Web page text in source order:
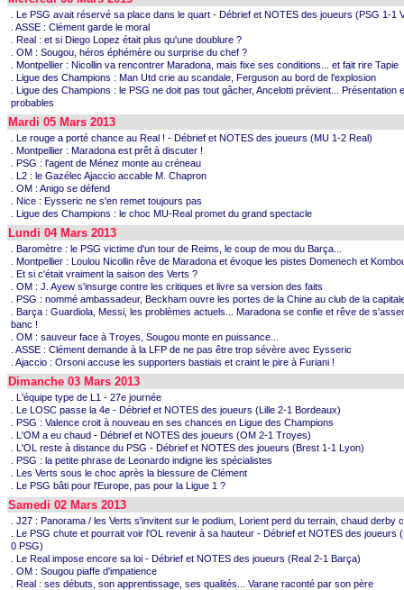
. Le PSG avait réservé sa place dans le quart - Débrief et NOTES des joueurs (PSG 1-1
. ASSE : Clément garde le moral
. Real : et si Diego Lopez était plus qu'une doublure ?
. OM : Sougou, héros éphémère ou surprise du chef ?
. Montpellier : Nicollin va rencontrer Maradona, mais fixe ses conditions... et fait rire Tapie
. Ligue des Champions : Man Utd crie au scandale, Ferguson au bord de l'explosion
. Ligue des Champions : le PSG ne doit pas tout gâcher, Ancelotti prévient... Présentation
probables
Mardi 05 Mars 2013
. Le rouge a porté chance au Real ! - Débrief et NOTES des joueurs (MU 1-2 Real)
. Montpellier : Maradona est prêt à discuter !
. PSG : l'agent de Ménez monte au créneau
. L2 : le Gazélec Ajaccio accable M. Chapron
. OM : Anigo se défend
. Nice : Eysseric ne s'en remet toujours pas
. Ligue des Champions : le choc MU-Real promet du grand spectacle
Lundi 04 Mars 2013
. Baromètre : le PSG victime d'un tour de Reims, le coup de mou du Barça...
. Montpellier : Loulou Nicollin rêve de Maradona et évoque les pistes Domenech et
. Et si c'était vraiment la saison des Verts ?
. OM : J. Ayew s'insurge contre les critiques et livre sa version des faits
. PSG : nommé ambassadeur, Beckham ouvre les portes de la Chine au club de la
. Barça : Guardiola, Messi, les problèmes actuels... Maradona se confie et rêve de
banc !
. OM : sauveur face à Troyes, Sougou monte en puissance...
. ASSE : Clément demande à la LFP de ne pas être trop sévère avec Eysseric
. Ajaccio : Orsoni accuse les supporters bastiais et craint le pire à Furiani !
Dimanche 03 Mars 2013
. L'équipe type de L1 - 27e journée
. Le LOSC passe la 4e - Débrief et NOTES des joueurs (Lille 2-1 Bordeaux)
. PSG : Valence croit à nouveau en ses chances en Ligue des Champions
. L'OM a eu chaud - Débrief et NOTES des joueurs (OM 2-1 Troyes)
. L'OL reste à distance du PSG - Débrief et NOTES des joueurs (Brest 1-1 Lyon)
. PSG : la petite phrase de Leonardo indigne les spécialistes
. Les Verts sous le choc après la blessure de Clément
. Le PSG bâti pour l'Europe, pas pour la Ligue 1 ?
Samedi 02 Mars 2013
. J27 : Panorama / les Verts s'invitent sur le podium, Lorient perd du terrain, chaud derby
. Le PSG chute et pourrait voir l'OL revenir à sa hauteur - Débrief et NOTES des joueurs
0 PSG)
. Le Real impose encore sa loi - Débrief et NOTES des joueurs (Real 2-1 Barça)
. OM : Sougou piaffe d'impatience
. Real : ses débuts, son apprentissage, ses qualités... Varane raconté par son père